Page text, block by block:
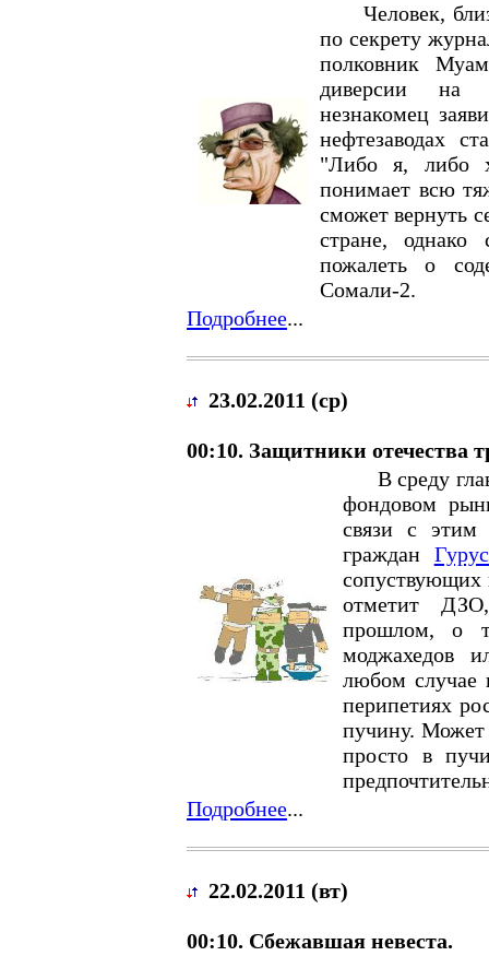
Человек,
по секрету
полковник
диверсии на
незнакомец
нефтезаводах
"Либо я, либо
понимает всю
сможет вернуть
стране, однако
пожалеть о
Сомали-2.
Подробнее...
23.02.2011 (ср)
00:10. Защитники отечества
В среду
фондовом
связи с этим
граждан
сопуствующих
отметит
прошлом, о
моджахедов
любом случае
перипетиях
пучину. Может
просто в
Подробнее...
22.02.2011 (вт)
00:10. Сбежавшая невеста.